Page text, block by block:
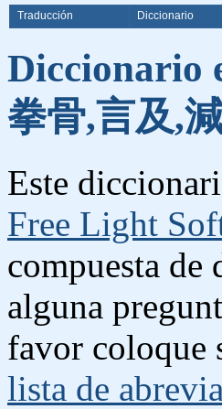
Traducción Diccionario
Diccionario
拳骨,言及,
Este
Free Light
compuesta de
alguna
favor coloque
lista de